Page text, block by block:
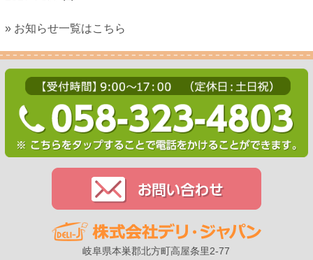
» お知らせ一覧はこちら
岐阜県本巣郡北方町高屋条里2-77